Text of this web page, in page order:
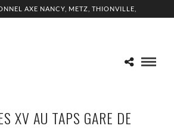
AXE NANCY, METZ, THIONVILLE,
XV AU TAPS GARE DE